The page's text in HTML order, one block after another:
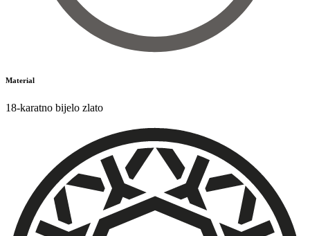
Material
18-karatno bijelo zlato